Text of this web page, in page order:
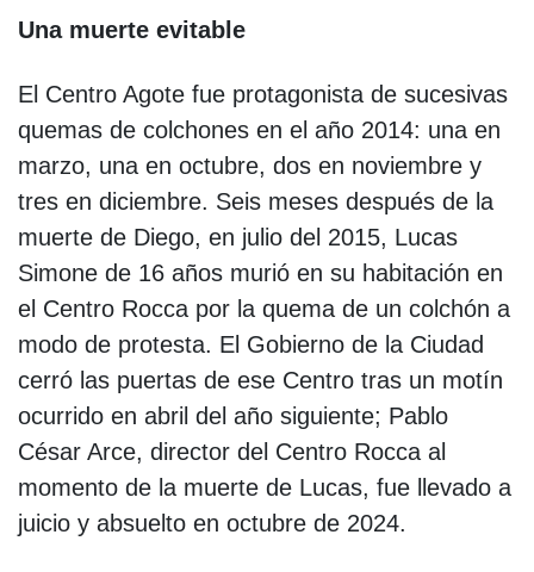
Una muerte evitable
El Centro Agote fue protagonista de sucesivas
quemas de colchones en el año 2014: una en
marzo, una en octubre, dos en noviembre y
tres en diciembre. Seis meses después de la
muerte de Diego, en julio del 2015, Lucas
Simone de 16 años murió en su habitación en
el Centro Rocca por la quema de un colchón a
modo de protesta. El Gobierno de la Ciudad
cerró las puertas de ese Centro tras un motín
ocurrido en abril del año siguiente; Pablo
César Arce, director del Centro Rocca al
momento de la muerte de Lucas, fue llevado a
juicio y absuelto en octubre de 2024.